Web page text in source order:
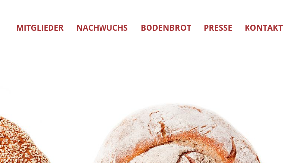
MITGLIEDER NACHWUCHS BODENBROT PRESSE KONTAKT